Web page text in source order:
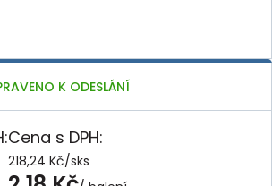
K ODESLÁNÍ
Cena s DPH:
218,24 Kč/sks